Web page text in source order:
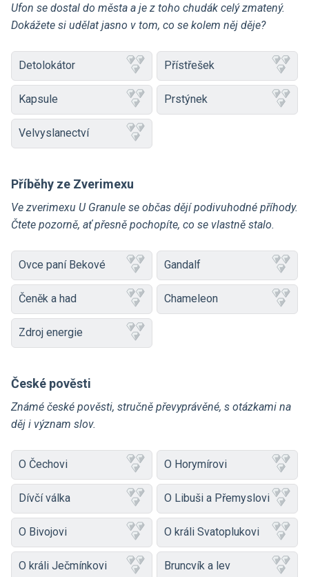
Ufon se dostal do města a je z toho chudák celý zmatený.
Dokážete si udělat jasno v tom, co se kolem něj děje?
Detolokátor Přístřešek
Kapsule Prstýnek
Velvyslanectví
Příběhy ze Zverimexu
Ve zverimexu U Granule se občas dějí podivuhodné příhody.
Čtete pozorně, ať přesně pochopíte, co se vlastně stalo.
Ovce paní Bekové Gandalf
Čeněk a had Chameleon
Zdroj energie
České pověsti
Známé české pověsti, stručně převyprávěné, s otázkami na
děj i význam slov.
O Čechovi O Horymírovi
Dívčí válka O Libuši a Přemyslovi
O Bivojovi O králi Svatoplukovi
O králi Ječmínkovi Bruncvík a lev